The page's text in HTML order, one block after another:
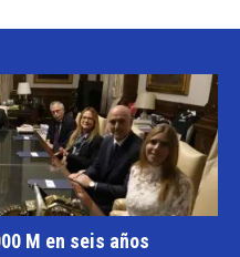
M en seis años